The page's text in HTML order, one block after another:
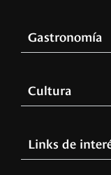
Gastronomía
Cultura
Links de